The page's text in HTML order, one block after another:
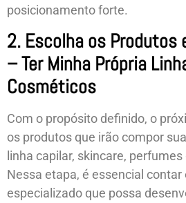
posicionamento forte.
2. Escolha os Produtos
– Ter Minha Própria
Cosméticos
Com o propósito definido, o
os produtos que irão compor
linha capilar, skincare,
Nessa etapa, é essencial
especializado que possa